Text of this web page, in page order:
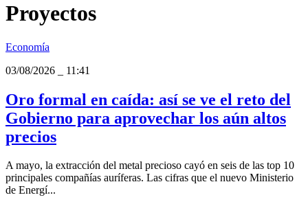
Proyectos
Economía
03/08/2026
11:41
Oro formal en caída: así se ve el reto del
Gobierno para aprovechar los aún altos
precios
A mayo, la extracción del metal precioso cayó en seis de las top 10
principales compañías auríferas. Las cifras que el nuevo Ministerio
de Energí...